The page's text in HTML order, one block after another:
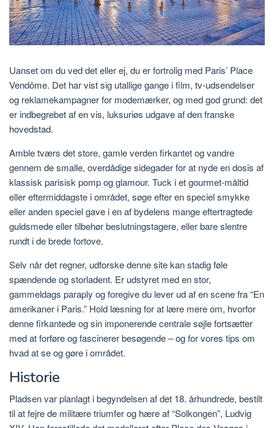
Uanset om du ved det eller ej, du er fortrolig med Paris’ Place
Vendôme. Det har vist sig utallige gange i film, tv-udsendelser
og reklamekampagner for modemærker, og med god grund: det
er indbegrebet af en vis, luksuriøs udgave af den franske
hovedstad.
Amble tværs det store, gamle verden firkantet og vandre
gennem de smalle, overdådige sidegader for at nyde en dosis af
klassisk parisisk pomp og glamour. Tuck i et gourmet-måltid
eller eftermiddagste i området, søge efter en speciel smykke
eller anden speciel gave i en af ​​bydelens mange eftertragtede
guldsmede eller tilbehør beslutningstagere, eller bare slentre
rundt i de brede fortove.
Selv når det regner, udforske denne site kan stadig føle
spændende og storladent. Er udstyret med en stor,
gammeldags paraply og foregive du lever ud af en scene fra “En
amerikaner i Paris.” Hold læsning for at lære mere om, hvorfor
denne firkantede og sin imponerende centrale søjle fortsætter
med at forføre og fascinerer besøgende – og for vores tips om
hvad at se og gøre i området.
Historie
Pladsen var planlagt i begyndelsen af ​​det 18. århundrede, bestilt
til at fejre de militære triumfer og hære af “Solkongen”, Ludvig